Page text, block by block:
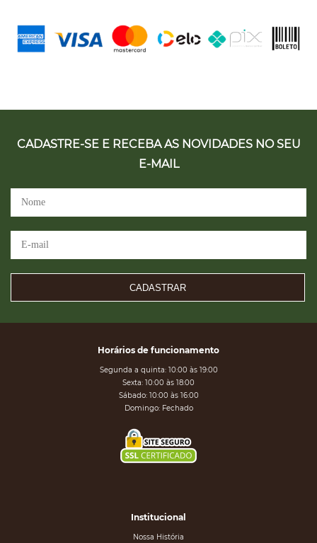
CADASTRE-SE E RECEBA AS NOVIDADES NO SEU
E-MAIL
CADASTRAR
Horários de funcionamento
Segunda a quinta: 10:00 às 19:00
Sexta: 10:00 às 18:00
Sábado: 10:00 às 16:00
Domingo: Fechado
Institucional
Nossa História